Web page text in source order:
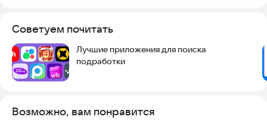
Советуем почитать
Лучшие приложения для поиска
подработки
Возможно, вам понравится